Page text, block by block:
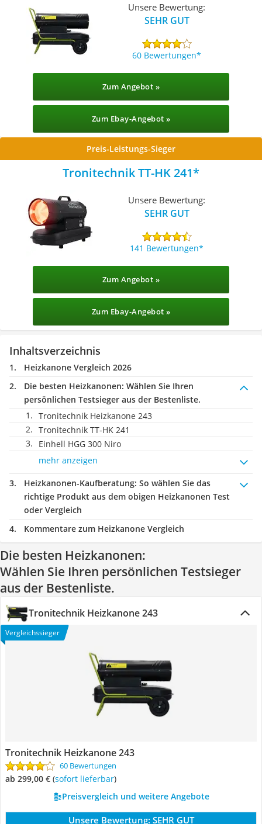
Unsere Bewertung:
SEHR GUT
60 Bewertungen
Zum Angebot »
Zum Ebay-Angebot »
Preis-Leistungs-Sieger
Tronitechnik TT-HK 241
Unsere Bewertung:
SEHR GUT
141 Bewertungen
Zum Angebot »
Zum Ebay-Angebot »
Inhaltsverzeichnis
Heizkanone Vergleich 2026
Die besten Heizkanonen: Wählen Sie Ihren
persönlichen Testsieger aus der Bestenliste.
Tronitechnik Heizkanone 243
Tronitechnik TT-HK 241
Einhell HGG 300 Niro
mehr anzeigen
Heizkanonen-Kaufberatung: So wählen Sie das
richtige Produkt aus dem obigen Heizkanonen Test
oder Vergleich
Kommentare zum Heizkanone Vergleich
Die besten Heizkanonen:
Wählen Sie Ihren persönlichen Testsieger
aus der Bestenliste.
Tronitechnik Heizkanone 243
Vergleichssieger
Tronitechnik Heizkanone 243
60 Bewertungen
ab 299,00 € ( Sofort lieferbar)
Preisvergleich und weitere Angebote
Unsere Bewertung: SEHR GUT